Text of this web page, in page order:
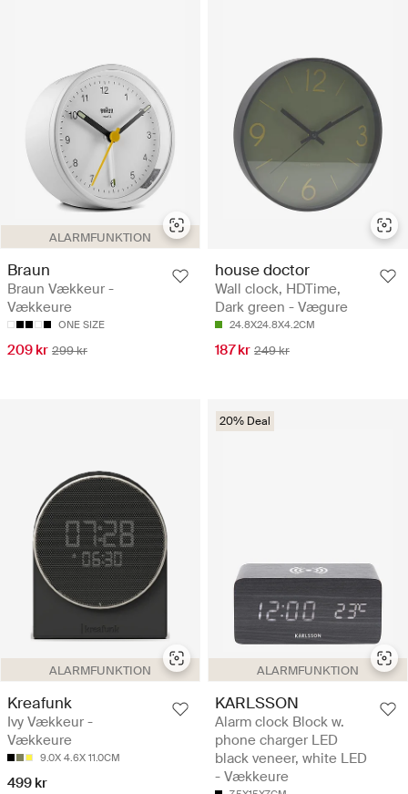
ALARMFUNKTION
Braun
Braun Vækkeur -
Vækkeure
ONE SIZE
209 kr 299 kr
house doctor
Wall clock, HDTime,
Dark green - Vægure
24.8X24.8X4.2CM
187 kr 249 kr
ALARMFUNKTION
Kreafunk
Ivy Vækkeur -
Vækkeure
9.0X 4.6X 11.0CM
499 kr
ALARMFUNKTION
20% Deal
KARLSSON
Alarm clock Block w.
phone charger LED
black veneer, white LED
- Vækkeure